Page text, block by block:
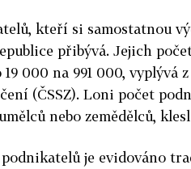
kteří si samostatnou
přibývá. Jejich
19 000 na 991 000, vyplývá
(ČSSZ). Loni počet
nebo zemědělců,
je evidováno